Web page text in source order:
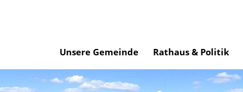
Unsere Gemeinde Rathaus & Politik